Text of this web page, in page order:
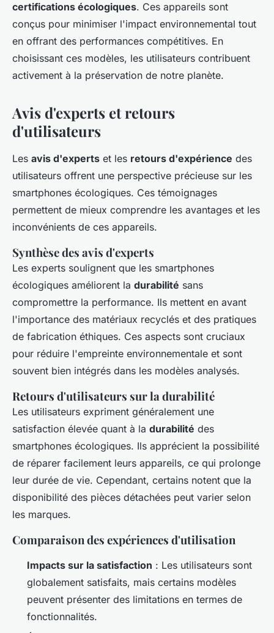
certifications écologiques. Ces appareils sont
conçus pour minimiser l'impact environnemental tout
en offrant des performances compétitives. En
choisissant ces modèles, les utilisateurs contribuent
activement à la préservation de notre planète.
Avis d'experts et retours
d'utilisateurs
Les avis d'experts et les retours d'expérience des
utilisateurs offrent une perspective précieuse sur les
smartphones écologiques. Ces témoignages
permettent de mieux comprendre les avantages et les
inconvénients de ces appareils.
Synthèse des avis d'experts
Les experts soulignent que les smartphones
écologiques améliorent la durabilité sans
compromettre la performance. Ils mettent en avant
l'importance des matériaux recyclés et des pratiques
de fabrication éthiques. Ces aspects sont cruciaux
pour réduire l'empreinte environnementale et sont
souvent bien intégrés dans les modèles analysés.
Retours d'utilisateurs sur la durabilité
Les utilisateurs expriment généralement une
satisfaction élevée quant à la durabilité des
smartphones écologiques. Ils apprécient la possibilité
de réparer facilement leurs appareils, ce qui prolonge
leur durée de vie. Cependant, certains notent que la
disponibilité des pièces détachées peut varier selon
les marques.
Comparaison des expériences d'utilisation
Impacts sur la satisfaction : Les utilisateurs sont
globalement satisfaits, mais certains modèles
peuvent présenter des limitations en termes de
fonctionnalités.